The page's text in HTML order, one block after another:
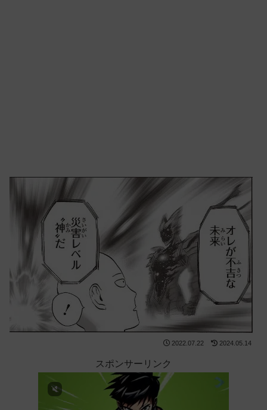
2022.07.22 2024.05.14
スポンサーリンク